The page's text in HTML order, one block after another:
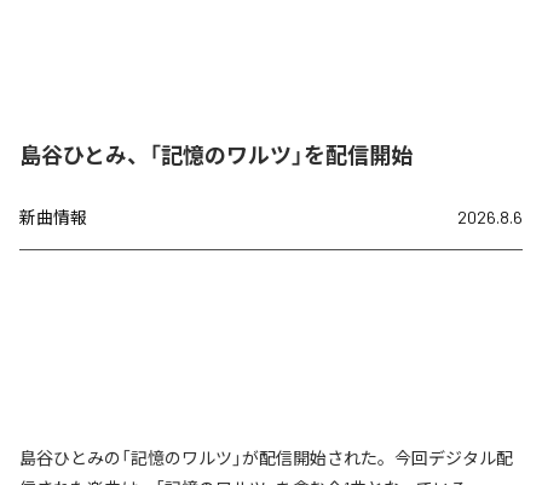
島谷ひとみ、「記憶のワルツ」を配信開始
新曲情報 2026.8.6
島谷ひとみの「記憶のワルツ」が配信開始された。今回デジタル配